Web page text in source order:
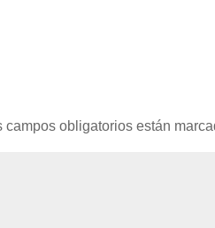
campos obligatorios están